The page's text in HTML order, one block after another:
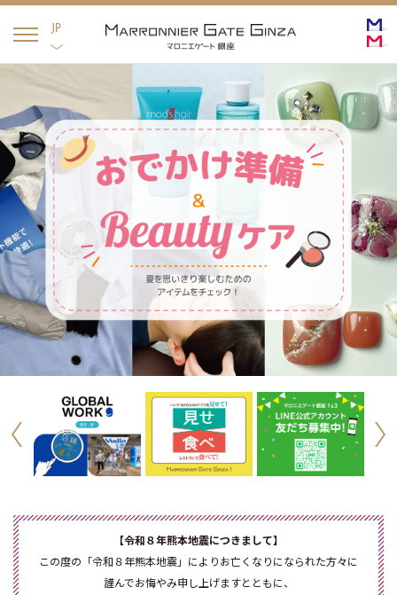
JP
【令和８年熊本地震につきまして】
この度の「令和８年熊本地震」によりお亡くなりになられた方々に
謹んでお悔やみ申し上げますとともに、